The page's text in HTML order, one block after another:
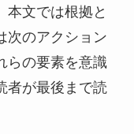
本文では根拠と
次のアクション
らの要素を意識
者が最後まで読